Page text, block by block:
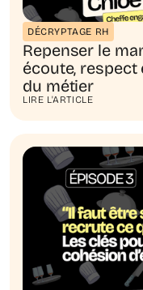
DÉCRYPTAGE RH
Repenser le
écoute,
du métier
LIRE L'ARTICLE